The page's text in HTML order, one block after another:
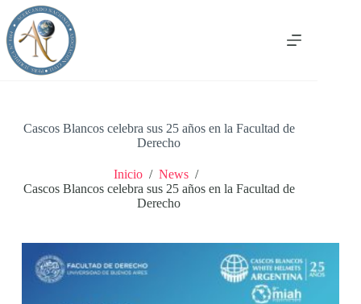
Saltar
contenido
Cascos Blancos celebra sus 25 años en la Facultad de
Derecho
Inicio / News /
Cascos Blancos celebra sus 25 años en la Facultad de
Derecho